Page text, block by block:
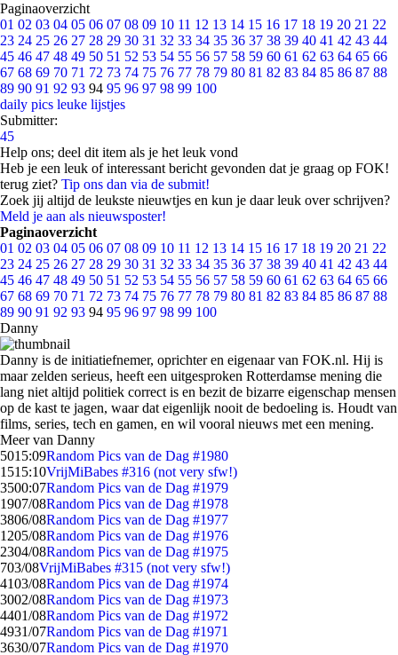
Paginaoverzicht
01 02 03 04 05 06 07 08 09 10 11 12 13 14 15 16 17 18 19 20 21 22
23 24 25 26 27 28 29 30 31 32 33 34 35 36 37 38 39 40 41 42 43 44
45 46 47 48 49 50 51 52 53 54 55 56 57 58 59 60 61 62 63 64 65 66
67 68 69 70 71 72 73 74 75 76 77 78 79 80 81 82 83 84 85 86 87 88
89 90 91 92 93 94 95 96 97 98 99 100
daily pics leuke lijstjes
Submitter:
45
Help ons; deel dit item als je het leuk vond
Heb je een leuk of interessant bericht gevonden dat je graag op FOK!
terug ziet? Tip ons dan via de submit!
Zoek jij altijd de leukste nieuwtjes en kun je daar leuk over schrijven?
Meld je aan als nieuwsposter!
Paginaoverzicht
01 02 03 04 05 06 07 08 09 10 11 12 13 14 15 16 17 18 19 20 21 22
23 24 25 26 27 28 29 30 31 32 33 34 35 36 37 38 39 40 41 42 43 44
45 46 47 48 49 50 51 52 53 54 55 56 57 58 59 60 61 62 63 64 65 66
67 68 69 70 71 72 73 74 75 76 77 78 79 80 81 82 83 84 85 86 87 88
89 90 91 92 93 94 95 96 97 98 99 100
Danny
Danny is de initiatiefnemer, oprichter en eigenaar van FOK.nl. Hij is
maar zelden serieus, heeft een uitgesproken Rotterdamse mening die
lang niet altijd politiek correct is en bezit de bizarre eigenschap mensen
op de kast te jagen, waar dat eigenlijk nooit de bedoeling is. Houdt van
films, series, tech en gamen, en wil vooral nieuws met een mening.
Meer van Danny
5015:09Random Pics van de Dag #1980
1515:10VrijMiBabes #316 (not very sfw!)
3500:07Random Pics van de Dag #1979
1907/08Random Pics van de Dag #1978
3806/08Random Pics van de Dag #1977
1205/08Random Pics van de Dag #1976
2304/08Random Pics van de Dag #1975
703/08VrijMiBabes #315 (not very sfw!)
4103/08Random Pics van de Dag #1974
3002/08Random Pics van de Dag #1973
4401/08Random Pics van de Dag #1972
4931/07Random Pics van de Dag #1971
3630/07Random Pics van de Dag #1970